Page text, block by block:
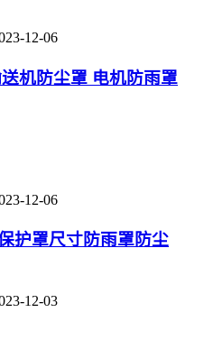
12-06
机防尘罩 电机防雨罩
12-06
护罩尺寸防雨罩防尘
12-03